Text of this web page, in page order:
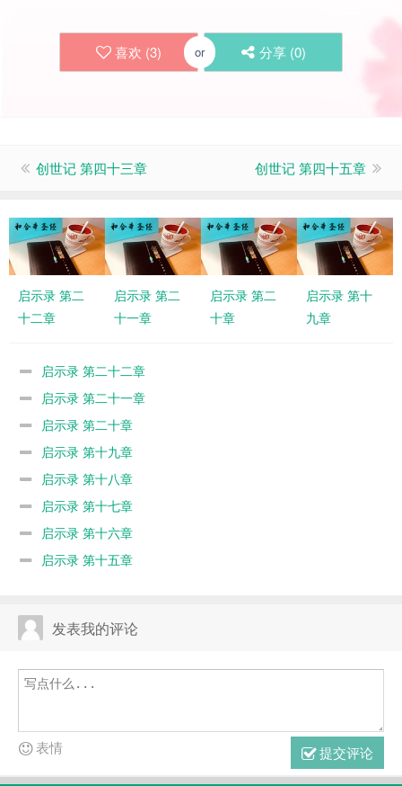
喜欢 (3) or 分享 (0)
创世记 第四十三章 创世记 第四十五章
启示录 第二
十二章
启示录 第二
十一章
启示录 第二
十章
启示录 第十
九章
启示录 第二十二章
启示录 第二十一章
启示录 第二十章
启示录 第十九章
启示录 第十八章
启示录 第十七章
启示录 第十六章
启示录 第十五章
发表我的评论
提交评论
表情